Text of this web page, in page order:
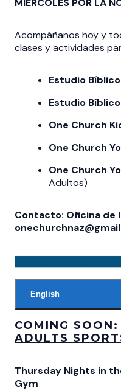
MIÉRCOLES POR LA
Acompáñanos hoy y
clases y actividades
Estudio
Estudio
One Church
One Church
One Church
Adultos)
Contacto: Oficina de
English
COMING
ADULTS
Thursday Nights in
Gym